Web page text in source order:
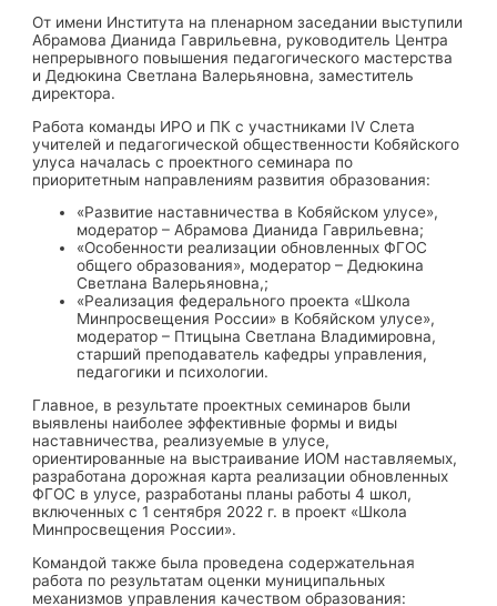
От имени Института на пленарном заседании выступили
Абрамова Дианида Гаврильевна, руководитель Центра
непрерывного повышения педагогического мастерства
и Дедюкина Светлана Валерьяновна, заместитель
директора.
Работа команды ИРО и ПК с участниками IV Слета
учителей и педагогической общественности Кобяйского
улуса началась с проектного семинара по
приоритетным направлениям развития образования:
«Развитие наставничества в Кобяйском улусе»,
модератор – Абрамова Дианида Гаврильевна;
«Особенности реализации обновленных ФГОС
общего образования», модератор – Дедюкина
Светлана Валерьяновна,;
«Реализация федерального проекта «Школа
Минпросвещения России» в Кобяйском улусе»,
модератор – Птицына Светлана Владимировна,
старший преподаватель кафедры управления,
педагогики и психологии.
Главное, в результате проектных семинаров были
выявлены наиболее эффективные формы и виды
наставничества, реализуемые в улусе,
ориентированные на выстраивание ИОМ наставляемых,
разработана дорожная карта реализации обновленных
ФГОС в улусе, разработаны планы работы 4 школ,
включенных с 1 сентября 2022 г. в проект «Школа
Минпросвещения России».
Командой также была проведена содержательная
работа по результатам оценки муниципальных
механизмов управления качеством образования: